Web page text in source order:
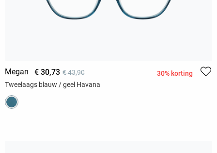
Megan € 30,73 € 43,90
30% korting
Tweelaags blauw / geel Havana